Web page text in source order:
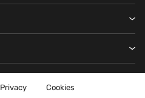
Privacy Cookies